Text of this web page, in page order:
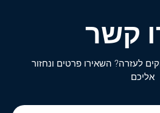
קשר
לעזרה? השאירו פרטים ונחזור
אליכם